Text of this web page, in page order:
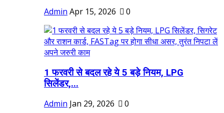
Admin Apr 15, 2026 0
1 फरवरी से बदल रहे ये 5 बड़े नियम, LPG
सिलेंडर,...
Admin Jan 29, 2026 0